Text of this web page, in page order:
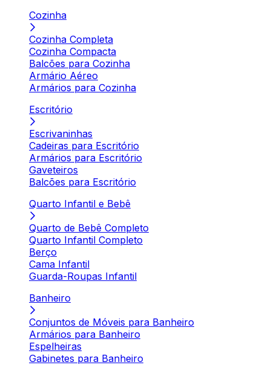
Cozinha
Cozinha Completa
Cozinha Compacta
Balcões para Cozinha
Armário Aéreo
Armários para Cozinha
Escritório
Escrivaninhas
Cadeiras para Escritório
Armários para Escritório
Gaveteiros
Balcões para Escritório
Quarto Infantil e Bebê
Quarto de Bebê Completo
Quarto Infantil Completo
Berço
Cama Infantil
Guarda-Roupas Infantil
Banheiro
Conjuntos de Móveis para Banheiro
Armários para Banheiro
Espelheiras
Gabinetes para Banheiro